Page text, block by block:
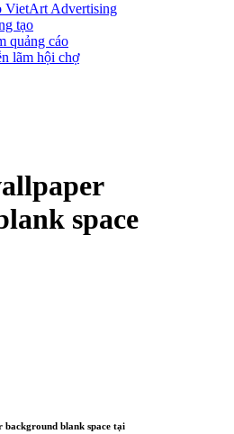
VietArt Advertising
tạo
quảng cáo
lãm hội chợ
space
background blank space tại